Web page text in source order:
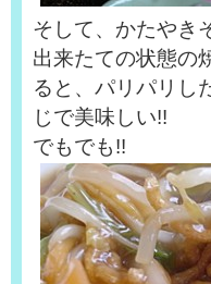
そして、かたやき
出来たての状態の
ると、パリパリし
じで美味しい!!
でもでも!!